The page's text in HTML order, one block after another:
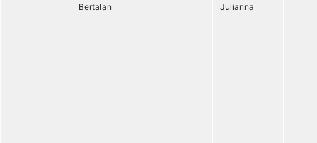
Bertalan
Julianna